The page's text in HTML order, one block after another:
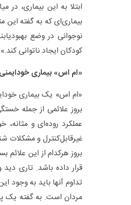
بیماری‌ای که به گفته
نوجوانی در وضع
کودکان ایجاد ناتوانی کند.»
«ام اس» بیماری
«ام اس» یک بیماری
بروز علائمی از جمله
عملکرد روده‌ای و
غیرقابل‌کنترل و
بروز هرکدام از این
قرار داده باشد. تاری
تداوم آنها باید به وجود
مردان است. به گفته یک